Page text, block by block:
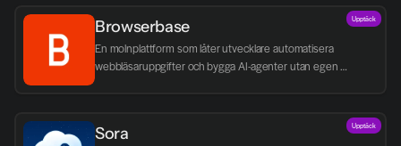
Browserbase
En molnplattform som låter utvecklare automatisera
webbläsaruppgifter och bygga AI-agenter utan egen
Upptäck
Sora Upptäck